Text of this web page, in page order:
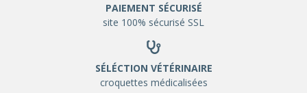
PAIEMENT SÉCURISÉ
site 100% sécurisé SSL
SÉLÉCTION VÉTÉRINAIRE
croquettes médicalisées